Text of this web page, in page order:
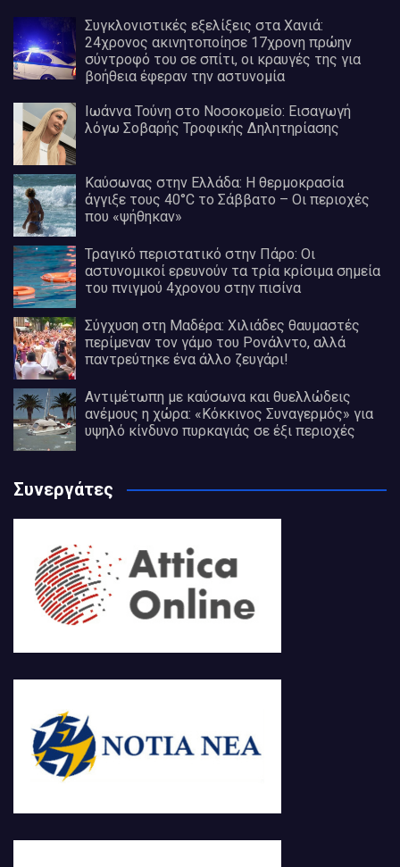
Συγκλονιστικές εξελίξεις στα Χανιά:
24χρονος ακινητοποίησε 17χρονη πρώην
σύντροφό του σε σπίτι, οι κραυγές της για
βοήθεια έφεραν την αστυνομία
Ιωάννα Τούνη στο Νοσοκομείο: Εισαγωγή
λόγω Σοβαρής Τροφικής Δηλητηρίασης
Καύσωνας στην Ελλάδα: Η θερμοκρασία
άγγιξε τους 40°C το Σάββατο – Οι περιοχές
που «ψήθηκαν»
Τραγικό περιστατικό στην Πάρο: Οι
αστυνομικοί ερευνούν τα τρία κρίσιμα σημεία
του πνιγμού 4χρονου στην πισίνα
Σύγχυση στη Μαδέρα: Χιλιάδες θαυμαστές
περίμεναν τον γάμο του Ρονάλντο, αλλά
παντρεύτηκε ένα άλλο ζευγάρι!
Αντιμέτωπη με καύσωνα και θυελλώδεις
ανέμους η χώρα: «Κόκκινος Συναγερμός» για
υψηλό κίνδυνο πυρκαγιάς σε έξι περιοχές
Συνεργάτες